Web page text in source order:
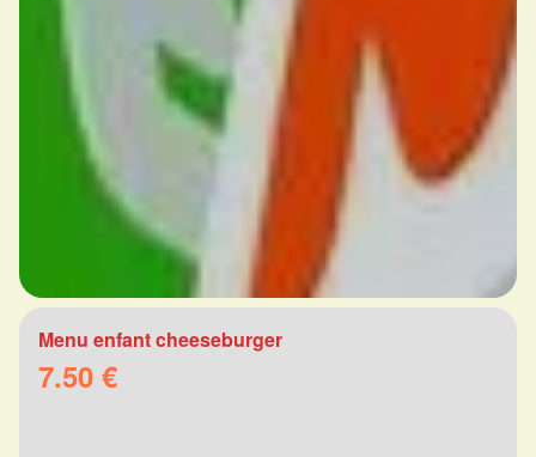
Menu enfant cheeseburger
7.50 €